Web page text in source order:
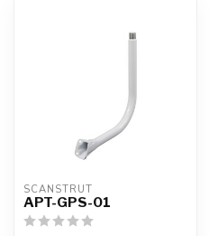
SCANSTRUT
APT-GPS-01